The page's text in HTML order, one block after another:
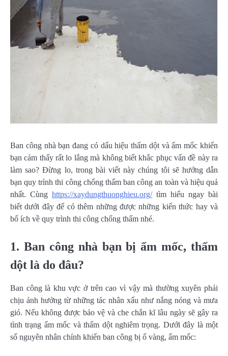
Ban công nhà bạn đang có dấu hiệu thấm dột và ẩm mốc khiến
bạn cảm thấy rất lo lắng mà không biết khắc phục vấn đề này ra
làm sao? Đừng lo, trong bài viết này chúng tôi sẽ hướng dẫn
bạn quy trình thi công chống thấm ban công an toàn và hiệu quả
nhất. Cùng https://xaydungthuonghieu.org/tìm hiểu ngay bài
biết dưới đây để có thêm những được những kiến thức hay và
bổ ích về quy trình thi công chống thấm nhé.
1. Ban công nhà bạn bị ẩm mốc, thấm
dột là do đâu?
Ban công là khu vực ở trên cao vì vậy mà thường xuyên phải
chịu ảnh hưởng từ những tác nhân xấu như nắng nóng và mưa
gió. Nếu không được bảo vệ và che chắn kĩ lâu ngày sẽ gây ra
tình trạng ẩm mốc và thấm dột nghiêm trọng. Dưới đây là một
số nguyên nhân chính khiến ban công bị ố vàng, ẩm mốc: